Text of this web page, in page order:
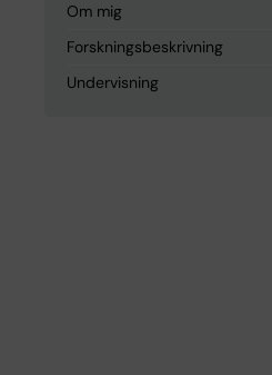
Om mig
Forskningsbeskrivning
Undervisning